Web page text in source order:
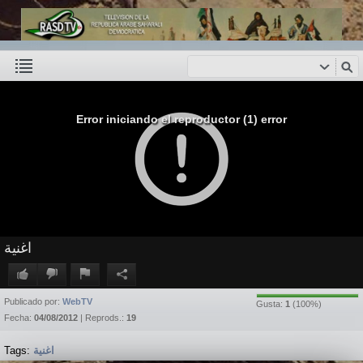
Error iniciando el reproductor (1) error
اغنية
Gusta: 1 (100%)
Publicado por: WebTV
Fecha: 04/08/2012 | Reprods.: 19
Tags: اغنية